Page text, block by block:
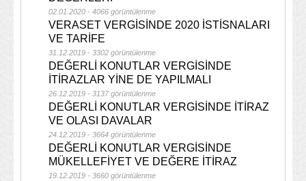
02.01.2020 - 4066 görüntülenme
VERASET VERGİSİNDE 2020 İSTİSNALARI
VE TARİFE
31.12.2019 - 3302 görüntülenme
DEĞERLİ KONUTLAR VERGİSİNDE
İTİRAZLAR YİNE DE YAPILMALI
26.12.2019 - 3137 görüntülenme
DEĞERLİ KONUTLAR VERGİSİNDE İTİRAZ
VE OLASI DAVALAR
24.12.2019 - 3664 görüntülenme
DEĞERLİ KONUTLAR VERGİSİNDE
MÜKELLEFİYET VE DEĞERE İTİRAZ
19.12.2019 - 3660 görüntülenme